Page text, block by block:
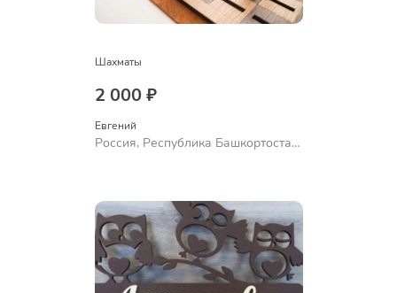
Шахматы
2 000 ₽
Евгений
Россия, Республика Башкортостан,